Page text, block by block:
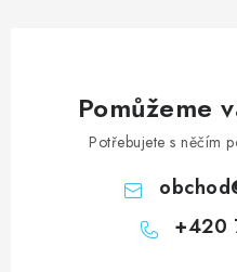
Pomůžeme
Potřebujete s něčím
obchod
+420